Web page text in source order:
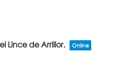
Lince de Arrillor.
Online